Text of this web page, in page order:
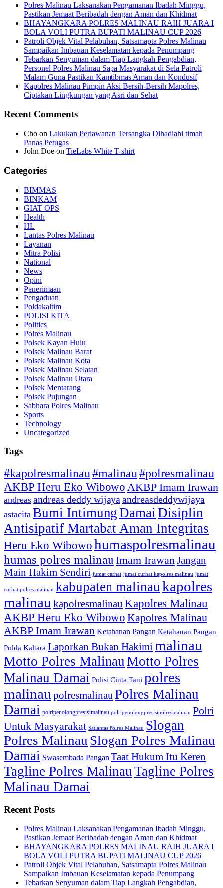
Polres Malinau Laksanakan Pengamanan Ibadah Minggu,
Pastikan Jemaat Beribadah dengan Aman dan Khidmat
BHAYANGKARA POLRES MALINAU RAIH JUARA I
BOLA VOLI PUTRA BUPATI MALINAU CUP 2026
Patroli Objek Vital Pelabuhan, Satsamapta Polres Malinau
Sampaikan Imbauan Keselamatan kepada Penumpang
Tebarkan Senyuman dalam Tiap Langkah Pengabdian,
Personel Polres Malinau Sapa Masyarakat di Sela Patroli
Malam Guna Pastikan Kamtibmas Aman dan Kondusif
Kapolres Malinau Pimpin Aksi Bersih-Bersih Mapolres,
Ciptakan Lingkungan yang Asri dan Sehat
Recent Comments
Cho on Lakukan Perlawanan Tersangka Dihadiahi timah
Panas Petugas
John Doe on TieLabs White T-shirt
Categories
BIMMAS
BINKAM
GIAT OPS
Health
HL
Lantas Polres Malinau
Layanan
Mitra Polisi
National
News
Opini
Penerimaan
Pengaduan
Poldakaltim
POLISI KITA
Politics
Polres Malinau
Polsek Kayan Hulu
Polsek Malinau Barat
Polsek Malinau Kota
Polsek Malinau Selatan
Polsek Malinau Utara
Polsek Mentarang
Polsek Pujungan
Sabhara Polres Malinau
Sports
Technology
Uncategorized
Tags
#kapolresmalinau#malinau#polresmalinau
AKBP Heru Eko Wibowo AKBP Imam Irawan
andreas andreas deddy wijaya andreasdeddywijaya
astacita Bumi IntimungDamai Disiplin
Antisipatif Martabat Aman Integritas
Heru Eko Wibowohumaspolresmalinau
humas polres malinau Imam Irawan Jangan
Main Hakim Sendiri jumat curhat jumat curhat kapolres malinau jumat
curhat polres malinau kabupaten malinau kapolres
malinau kapolresmalinau Kapolres Malinau
AKBP Heru Eko Wibowo Kapolres Malinau
AKBP Imam Irawan Ketahanan Pangan Ketahanan Pangan
Polda Kaltara Laporkan Bukan Hakimi malinau
Motto Polres Malinau Motto Polres
Malinau Damai Polisi Cinta Tani polres
malinau polresmalinau Polres Malinau
Damai polripenolongpresisimalinau polripenolongpresisipolresmalinau Polri
Untuk Masyarakat Satlantas Polres Malinau Slogan
Polres Malinau Slogan Polres Malinau
Damai Swasembada Pangan Taat Hukum Itu Keren
Tagline Polres Malinau Tagline Polres
Malinau Damai
Recent Posts
Polres Malinau Laksanakan Pengamanan Ibadah Minggu,
Pastikan Jemaat Beribadah dengan Aman dan Khidmat
BHAYANGKARA POLRES MALINAU RAIH JUARA I
BOLA VOLI PUTRA BUPATI MALINAU CUP 2026
Patroli Objek Vital Pelabuhan, Satsamapta Polres Malinau
Sampaikan Imbauan Keselamatan kepada Penumpang
Tebarkan Senyuman dalam Tiap Langkah Pengabdian,